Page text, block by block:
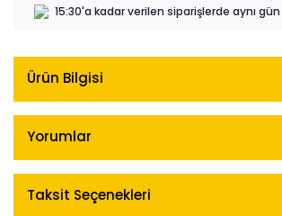
15:30'a kadar verilen siparişlerde aynı
Ürün Bilgisi
Yorumlar
Taksit Seçenekleri